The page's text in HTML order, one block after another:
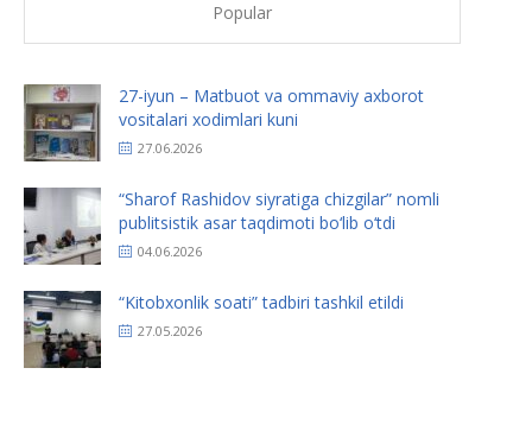
Popular
27-iyun – Matbuot va ommaviy axborot
vositalari xodimlari kuni
27.06.2026
“Sharof Rashidov siyratiga chizgilar” nomli
publitsistik asar taqdimoti bo‘lib o‘tdi
04.06.2026
“Kitobxonlik soati” tadbiri tashkil etildi
27.05.2026